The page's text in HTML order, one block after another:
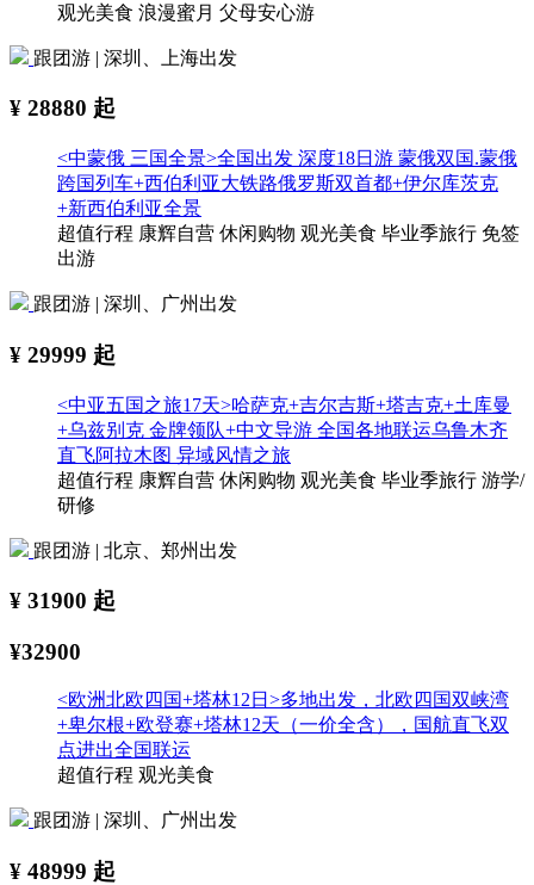
观光美食 浪漫蜜月 父母安心游
跟团游 | 深圳、上海出发
¥ 28880 起
<中蒙俄 三国全景>全国出发 深度18日游 蒙俄双国.蒙俄
跨国列车+西伯利亚大铁路俄罗斯双首都+伊尔库茨克
+新西伯利亚全景
超值行程 康辉自营 休闲购物 观光美食 毕业季旅行 免签
出游
跟团游 | 深圳、广州出发
¥ 29999 起
<中亚五国之旅17天>哈萨克+吉尔吉斯+塔吉克+土库曼
+乌兹别克 金牌领队+中文导游 全国各地联运乌鲁木齐
直飞阿拉木图 异域风情之旅
超值行程 康辉自营 休闲购物 观光美食 毕业季旅行 游学/
研修
跟团游 | 北京、郑州出发
¥ 31900 起
¥32900
<欧洲北欧四国+塔林12日>多地出发，北欧四国双峡湾
+卑尔根+欧登赛+塔林12天（一价全含），国航直飞双
点进出全国联运
超值行程 观光美食
跟团游 | 深圳、广州出发
¥ 48999 起